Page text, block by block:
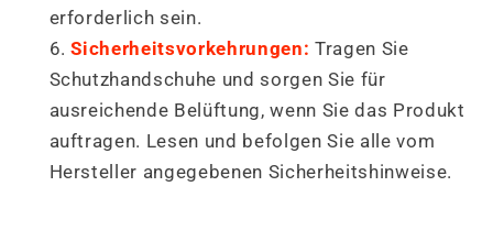
erforderlich sein.
Sicherheitsvorkehrungen: Tragen Sie
Schutzhandschuhe und sorgen Sie für
ausreichende Belüftung, wenn Sie das Produkt
auftragen. Lesen und befolgen Sie alle vom
Hersteller angegebenen Sicherheitshinweise.